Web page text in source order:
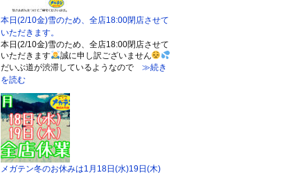
本日(2/10金)雪のため、全店18:00閉店させて
いただきます。
本日(2/10金)雪のため、全店18:00閉店させて
いただきます
誠に申し訳ございません
だいぶ道が渋滞しているようなので ≫続き
を読む
メガテン冬のお休みは1月18日(水)19日(木)